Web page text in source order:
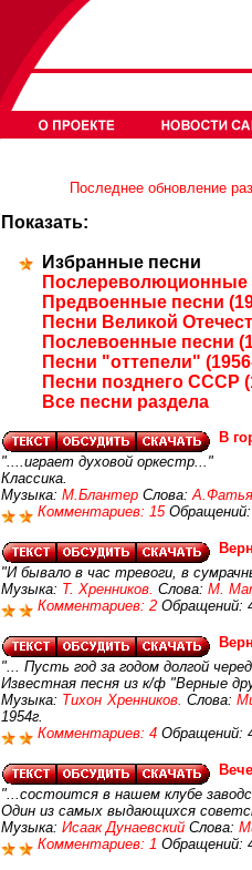
Последнее обновление
Показать:
Избранные песни
Послереволюционные
Предвоенные песни
Песни Великой
Послевоенные песни
Песни "оттепели"
Песни позднего СССР
Все песни раздела
В
"....играет духовой оркестр..."
Классика.
Музыка: М.Блантер Слова:
Комментариев: 15 Обращений:
"И бывало в час тревоги, в
Музыка: Т. Хренников. Слова: М.
Комментариев: 2 Обращений:
"... Пусть год за годом долгой
Известная песня из к/ф "Верные
Музыка: Тихон Хренников. Слова:
1954г.
Комментариев: 4 Обращений:
"...состоится в нашем клубе
Один из самых выдающихся
Музыка: Исаак Дунаевский Слова:
Комментариев: 1 Обращений: